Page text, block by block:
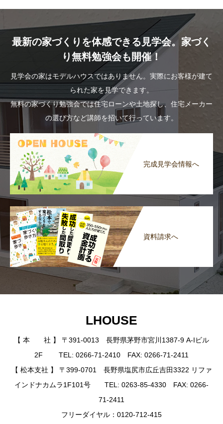
最新の家づくりを体感できる見学会。家づく
り無料勉強会も開催！
見学会の家はモデルハウスではありません。実際にお客様が建て
られた家を見学できます。
無料の家づくり勉強会では住宅ローンや土地探し、住宅メーカー
の選び方など講師を招いて行っています。
完成見学会情報へ
資料請求へ
LHOUSE
【 本 社 】 〒391-0013 長野県茅野市宮川1387-9 A-Iビル
2F TEL: 0266-71-2410 FAX: 0266-71-2411
【 松本支社 】 〒399-0701 長野県塩尻市広丘吉田3322 リファ
インドナカムラ1F101号 TEL: 0263-85-4330 FAX: 0266-
71-2411
フリーダイヤル：0120-712-415